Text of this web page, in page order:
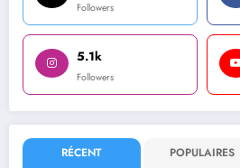
Followers
5.1k
Followers
RÉCENT POPULAIRES